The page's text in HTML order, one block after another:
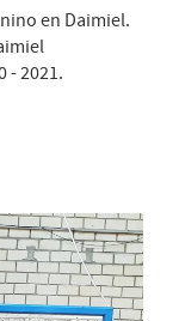
en Daimiel.
- 2021.